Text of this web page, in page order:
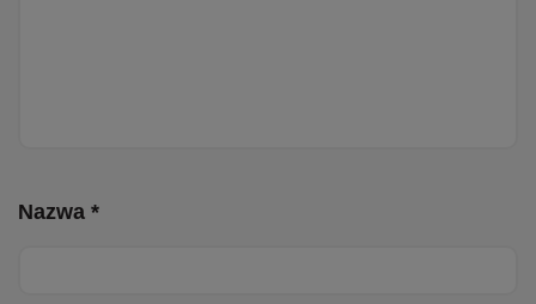
Nazwa *